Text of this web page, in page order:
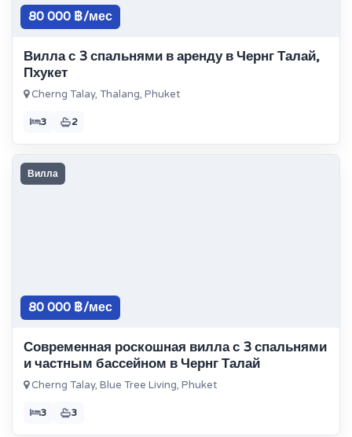
80 000 ฿/мес
Вилла с 3 спальнями в аренду в Чернг Талай,
Пхукет
Cherng Talay, Thalang, Phuket
3 2
Вилла
80 000 ฿/мес
Современная роскошная вилла с 3 спальнями
и частным бассейном в Чернг Талай
Cherng Talay, Blue Tree Living, Phuket
3 3